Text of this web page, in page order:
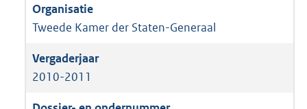
Tweede Kamer der Staten-Generaal
2010-2011